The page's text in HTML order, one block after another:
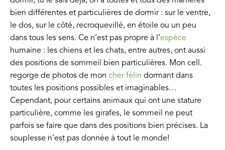
bien différentes et particulières de dormir : sur le ventre,
le dos, sur le côté, recroquevillé, en étoile ou un peu
dans tous les sens. Ce n’est pas propre à l’espèce
humaine : les chiens et les chats, entre autres, ont aussi
des positions de sommeil bien particulières. Mon cell.
regorge de photos de mon cher félin dormant dans
toutes les positions possibles et imaginables…
Cependant, pour certains animaux qui ont une stature
particulière, comme les girafes, le sommeil ne peut
parfois se faire que dans des positions bien précises. La
souplesse n’est pas donnée à tout le monde!